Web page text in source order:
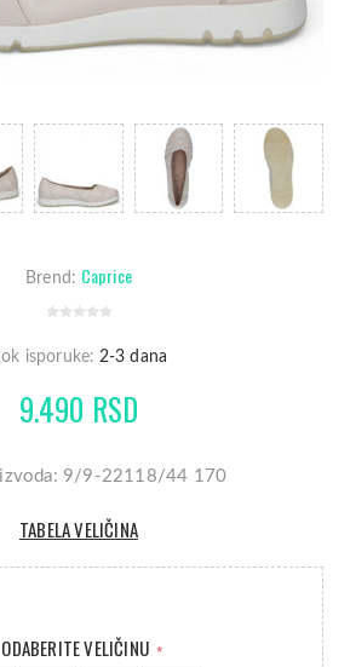
Brend: Caprice
isporuke: 2-3 dana
9.490 RSD
9/9-22118/44 170
TABELA VELIČINA
ODABERITE VELIČINU *